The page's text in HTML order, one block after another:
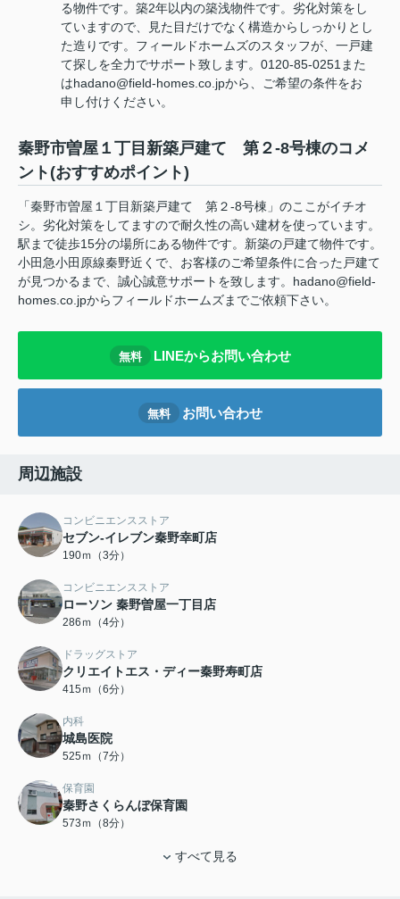
る物件です。築2年以内の築浅物件です。劣化対策をし
ていますので、見た目だけでなく構造からしっかりとし
た造りです。フィールドホームズのスタッフが、一戸建
て探しを全力でサポート致します。0120-85-0251また
はhadano@field-homes.co.jpから、ご希望の条件をお
申し付けください。
秦野市曽屋１丁目新築戸建て 第２-8号棟のコメ
ント(おすすめポイント)
「秦野市曽屋１丁目新築戸建て 第２-8号棟」のここがイチオ
シ。劣化対策をしてますので耐久性の高い建材を使っています。
駅まで徒歩15分の場所にある物件です。新築の戸建て物件です。
小田急小田原線秦野近くで、お客様のご希望条件に合った戸建て
が見つかるまで、誠心誠意サポートを致します。hadano@field-
homes.co.jpからフィールドホームズまでご依頼下さい。
無料 LINEからお問い合わせ
無料 お問い合わせ
周辺施設
コンビニエンスストア
セブン-イレブン秦野幸町店
190ｍ（3分）
コンビニエンスストア
ローソン 秦野曽屋一丁目店
286ｍ（4分）
ドラッグストア
クリエイトエス・ディー秦野寿町店
415ｍ（6分）
内科
城島医院
525ｍ（7分）
保育園
秦野さくらんぼ保育園
573ｍ（8分）
すべて見る